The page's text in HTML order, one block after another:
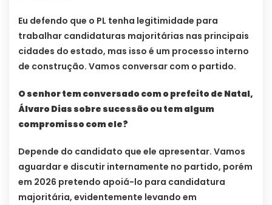
Eu defendo que o PL tenha legitimidade para
trabalhar candidaturas majoritárias nas principais
cidades do estado, mas isso é um processo interno
de construção. Vamos conversar com o partido.
O senhor tem conversado com o prefeito de Natal,
Álvaro Dias sobre sucessão ou tem algum
compromisso com ele?
Depende do candidato que ele apresentar. Vamos
aguardar e discutir internamente no partido, porém
em 2026 pretendo apoiá-lo para candidatura
majoritária, evidentemente levando em